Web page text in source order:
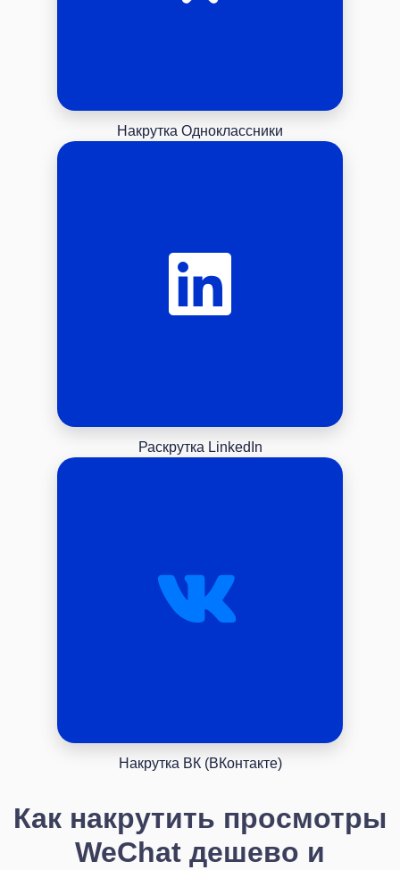
Накрутка Одноклассники
Раскрутка LinkedIn
Накрутка ВК (ВКонтакте)
Как накрутить просмотры
WeChat дешево и